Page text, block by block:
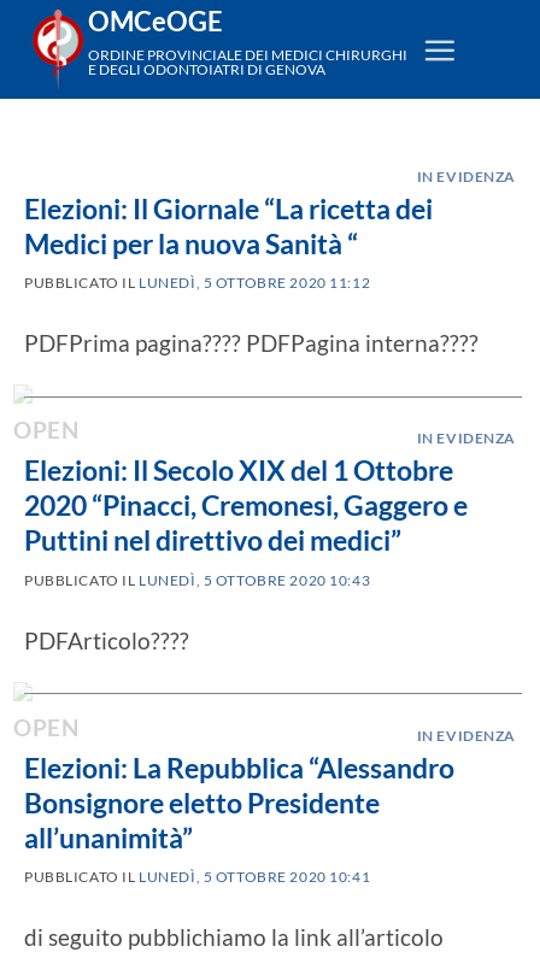
Salta
contenuti
OMCeOGE
ORDINE PROVINCIALE DEI MEDICI CHIRURGHI
E DEGLI ODONTOIATRI DI GENOVA
IN EVIDENZA
Elezioni: Il Giornale “La ricetta dei
Medici per la nuova Sanità “
PUBBLICATO IL LUNEDÌ, 5 OTTOBRE 2020 11:12
PDFPrima pagina???? PDFPagina interna????
IN EVIDENZA
Elezioni: Il Secolo XIX del 1 Ottobre
2020 “Pinacci, Cremonesi, Gaggero e
Puttini nel direttivo dei medici”
PUBBLICATO IL LUNEDÌ, 5 OTTOBRE 2020 10:43
PDFArticolo????
IN EVIDENZA
Elezioni: La Repubblica “Alessandro
Bonsignore eletto Presidente
all’unanimità”
PUBBLICATO IL LUNEDÌ, 5 OTTOBRE 2020 10:41
di seguito pubblichiamo la link all’articolo